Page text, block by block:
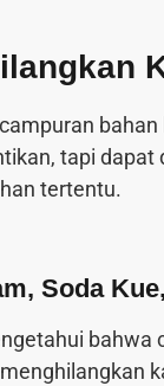
tapi
tertentu.
Soda
bahwa